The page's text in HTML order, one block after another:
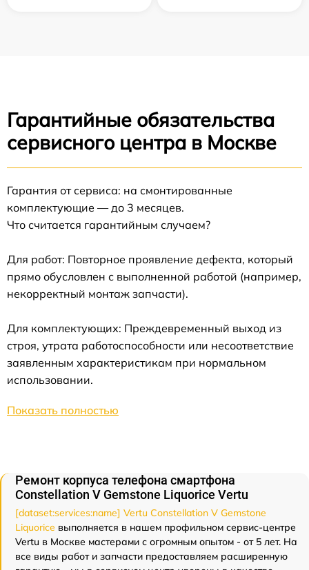
Гарантийные обязательства
сервисного центра в Москве
Гарантия от сервиса: на смонтированные
комплектующие — до 3 месяцев.
Что считается гарантийным случаем?
Для работ: Повторное проявление дефекта, который
прямо обусловлен с выполненной работой (например,
некорректный монтаж запчасти).
Для комплектующих: Преждевременный выход из
строя, утрата работоспособности или несоответствие
заявленным характеристикам при нормальном
использовании.
Показать полностью
Ремонт корпуса телефона смартфона
Constellation V Gemstone Liquorice Vertu
[dataset:services:name] Vertu Constellation V Gemstone
Liquorice выполняется в нашем профильном сервис-центре
Vertu в Москве мастерами с огромным опытом - от 5 лет. На
все виды работ и запчасти предоставляем расширенную